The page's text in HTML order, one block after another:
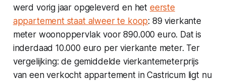
werd vorig jaar opgeleverd en het eerste
appartement staat alweer te koop: 89 vierkante
meter woonoppervlak voor 890.000 euro. Dat is
inderdaad 10.000 euro per vierkante meter. Ter
vergelijking: de gemiddelde vierkantemeterprijs
van een verkocht appartement in Castricum ligt nu